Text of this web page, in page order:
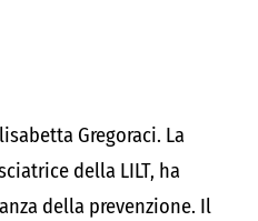
Gregoraci. La
della LILT, ha
della prevenzione. Il